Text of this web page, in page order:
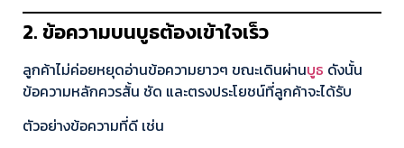
2. ข้อความบนบูธต้องเข้าใจเร็ว
ลูกค้าไม่ค่อยหยุดอ่านข้อความยาวๆ ขณะเดินผ่านบูธ ดังนั้น
ข้อความหลักควรสั้น ชัด และตรงประโยชน์ที่ลูกค้าจะได้รับ
ตัวอย่างข้อความที่ดี เช่น